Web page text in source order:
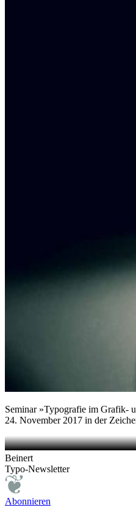
Seminar »Typografie im Grafik-
24. November 2017 in der
Beinert
Typo-Newsletter
Abonnieren